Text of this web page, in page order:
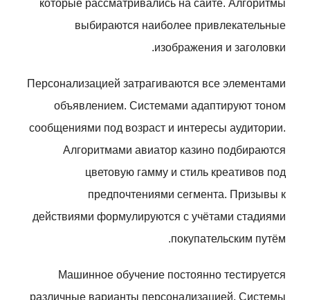
которые рассматривались на сайте. Алгоритмы
выбираются наиболее привлекательные
изображения и заголовки.
Персонализацией затрагиваются все элементами
объявлением. Системами адаптируют тоном
сообщениями под возраст и интересы аудитории.
Алгоритмами авиатор казино подбираются
цветовую гамму и стиль креативов под
предпочтениями сегмента. Призывы к
действиями формулируются с учётами стадиями
покупательским путём.
Машинное обучение постоянно тестируется
различные варианты персонализацией. Системы